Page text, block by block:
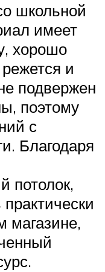
школьной
имеет
хорошо
и
подвержен
поэтому
с
Благодаря
потолок,
магазине,